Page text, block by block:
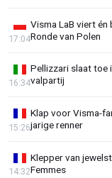
Visma LaB viert
Ronde van Polen
17:04
Pellizzari slaat toe
valpartij
16:34
Klap voor Visma-
jarige renner
15:26
Klepper van
Femmes
14:32